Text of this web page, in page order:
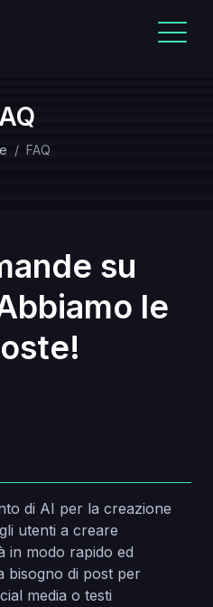
FAQ
su
le
di AI per la creazione
utenti a creare
in modo rapido ed
bisogno di post per
media o testi